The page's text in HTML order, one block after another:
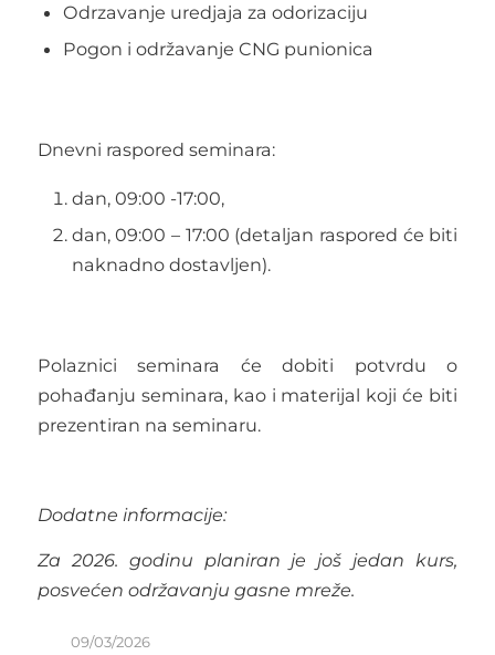
Odrzavanje uredjaja za odorizaciju
Pogon i održavanje CNG punionica
Dnevni raspored seminara:
dan, 09:00 -17:00,
dan, 09:00 – 17:00 (detaljan raspored će biti
naknadno dostavljen).
Polaznici seminara će dobiti potvrdu o
pohađanju seminara, kao i materijal koji će biti
prezentiran na seminaru.
Dodatne informacije:
Za 2026. godinu planiran je još jedan kurs,
posvećen održavanju gasne mreže.
09/03/2026